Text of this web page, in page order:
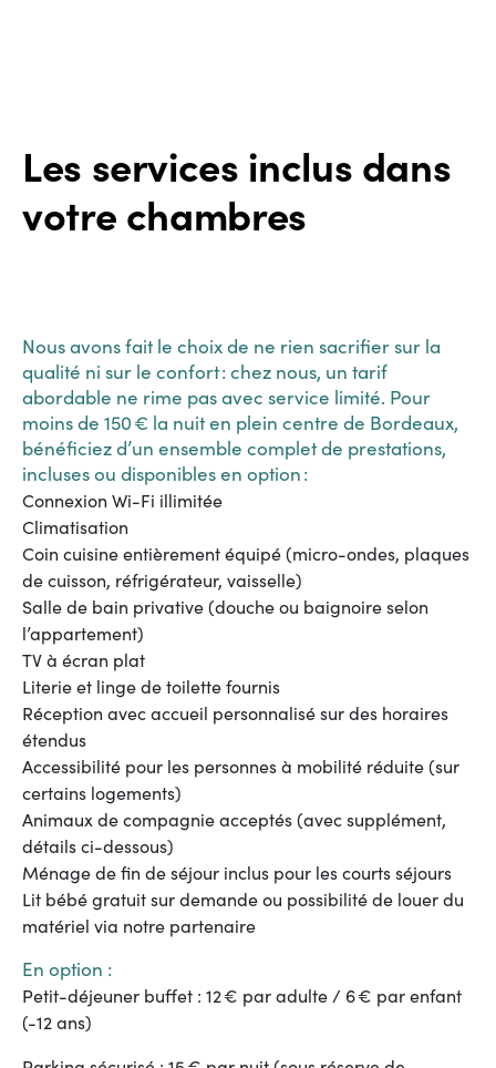
Les services inclus dans
votre chambres
Nous avons fait le choix de ne rien sacrifier sur la
qualité ni sur le confort : chez nous, un tarif
abordable ne rime pas avec service limité. Pour
moins de 150 € la nuit en plein centre de Bordeaux,
bénéficiez d’un ensemble complet de prestations,
incluses ou disponibles en option :
Connexion Wi-Fi illimitée
Climatisation
Coin cuisine entièrement équipé (micro-ondes, plaques
de cuisson, réfrigérateur, vaisselle)
Salle de bain privative (douche ou baignoire selon
l’appartement)
TV à écran plat
Literie et linge de toilette fournis
Réception avec accueil personnalisé sur des horaires
étendus
Accessibilité pour les personnes à mobilité réduite (sur
certains logements)
Animaux de compagnie acceptés (avec supplément,
détails ci-dessous)
Ménage de fin de séjour inclus pour les courts séjours
Lit bébé gratuit sur demande ou possibilité de louer du
matériel via notre partenaire
En option :
Petit-déjeuner buffet : 12 € par adulte / 6 € par enfant
(-12 ans)